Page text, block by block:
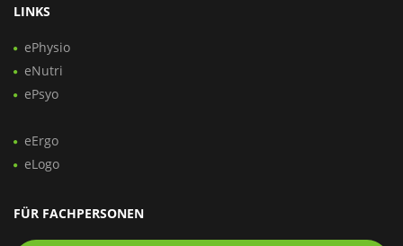
LINKS
ePhysio
eNutri
ePsyo
eErgo
eLogo
FÜR FACHPERSONEN